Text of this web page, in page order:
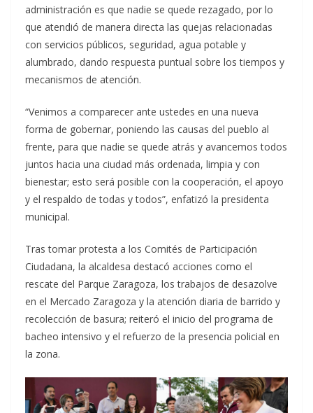
administración es que nadie se quede rezagado, por lo
que atendió de manera directa las quejas relacionadas
con servicios públicos, seguridad, agua potable y
alumbrado, dando respuesta puntual sobre los tiempos y
mecanismos de atención.
“Venimos a comparecer ante ustedes en una nueva
forma de gobernar, poniendo las causas del pueblo al
frente, para que nadie se quede atrás y avancemos todos
juntos hacia una ciudad más ordenada, limpia y con
bienestar; esto será posible con la cooperación, el apoyo
y el respaldo de todas y todos”, enfatizó la presidenta
municipal.
Tras tomar protesta a los Comités de Participación
Ciudadana, la alcaldesa destacó acciones como el
rescate del Parque Zaragoza, los trabajos de desazolve
en el Mercado Zaragoza y la atención diaria de barrido y
recolección de basura; reiteró el inicio del programa de
bacheo intensivo y el refuerzo de la presencia policial en
la zona.